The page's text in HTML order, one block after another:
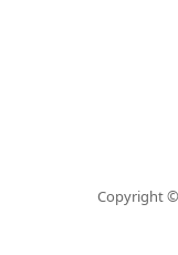
Copyright ©